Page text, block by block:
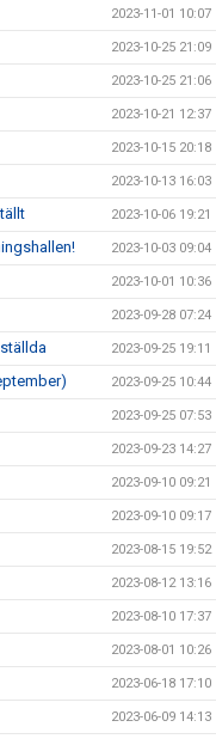
2023-11-01 10:07
2023-10-25 21:09
2023-10-25 21:06
2023-10-21 12:37
2023-10-15 20:18
2023-10-13 16:03
2023-10-06 19:21
2023-10-03 09:04
2023-10-01 10:36
2023-09-28 07:24
2023-09-25 19:11
2023-09-25 10:44
2023-09-25 07:53
2023-09-23 14:27
2023-09-10 09:21
2023-09-10 09:17
2023-08-15 19:52
2023-08-12 13:16
2023-08-10 17:37
2023-08-01 10:26
2023-06-18 17:10
2023-06-09 14:13